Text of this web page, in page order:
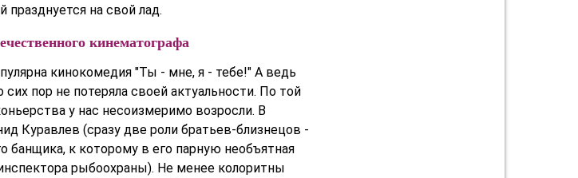
на свой лад.
кинематографа
кинокомедия "Ты - мне, я - тебе!" А ведь
пор не потеряла своей актуальности. По той
у нас несоизмеримо возросли. В
Куравлев (сразу две роли братьев-близнецов -
банщика, к которому в его парную необъятная
рыбоохраны). Не менее колоритны